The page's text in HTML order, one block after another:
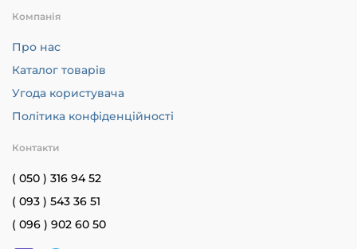
Компанія
Про нас
Каталог товарів
Угода користувача
Політика конфіденційності
Контакти
( 050 ) 316 94 52
( 093 ) 543 36 51
( 096 ) 902 60 50